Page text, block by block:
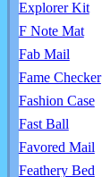
Explorer Kit
F Note Mat
Fab Mail
Fame Checker
Fashion Case
Fast Ball
Favored Mail
Feathery Bed